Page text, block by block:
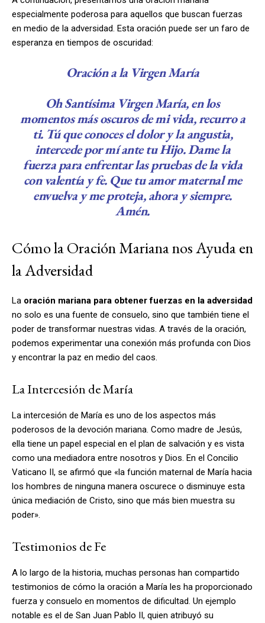
especialmente poderosa para aquellos que buscan fuerzas
en medio de la adversidad. Esta oración puede ser un faro de
esperanza en tiempos de oscuridad:
Oración a la Virgen María
Oh Santísima Virgen María, en los
momentos más oscuros de mi vida, recurro a
ti. Tú que conoces el dolor y la angustia,
intercede por mí ante tu Hijo. Dame la
fuerza para enfrentar las pruebas de la vida
con valentía y fe. Que tu amor maternal me
envuelva y me proteja, ahora y siempre.
Amén.
Cómo la Oración Mariana nos Ayuda en
la Adversidad
La oración mariana para obtener fuerzas en la adversidad
no solo es una fuente de consuelo, sino que también tiene el
poder de transformar nuestras vidas. A través de la oración,
podemos experimentar una conexión más profunda con Dios
y encontrar la paz en medio del caos.
La Intercesión de María
La intercesión de María es uno de los aspectos más
poderosos de la devoción mariana. Como madre de Jesús,
ella tiene un papel especial en el plan de salvación y es vista
como una mediadora entre nosotros y Dios. En el Concilio
Vaticano II, se afirmó que «la función maternal de María hacia
los hombres de ninguna manera oscurece o disminuye esta
única mediación de Cristo, sino que más bien muestra su
poder».
Testimonios de Fe
A lo largo de la historia, muchas personas han compartido
testimonios de cómo la oración a María les ha proporcionado
fuerza y consuelo en momentos de dificultad. Un ejemplo
notable es el de San Juan Pablo II, quien atribuyó su